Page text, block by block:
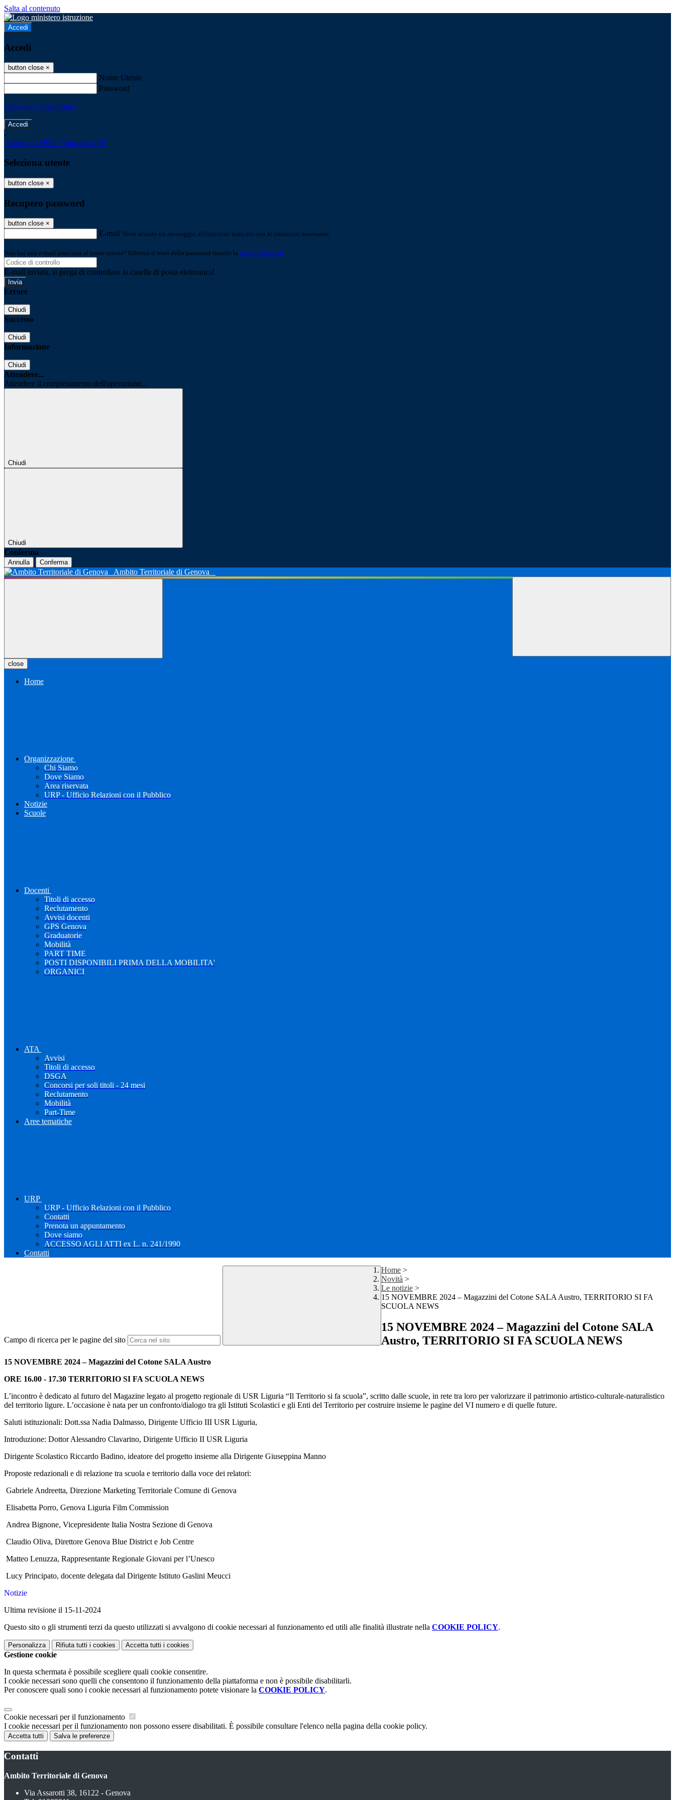
Salta al contenuto
Accedi
Accedi
button close ×
Nome Utente
Password
Password dimenticata?
-
Entra con SPID Entra con CIE
Seleziona utente
button close ×
Recupero password
button close ×
E-mail Verrà inviato un messaggio all'indirizzo indicato con le istruzioni necessarie.
Non hai una e-mail associata al nome utente? Effettua il reset della password tramite la Login Spaggiari
E-mail inviata, si prega di controllare la casella di posta elettronica!
Errore
Chiudi
Successo
Chiudi
Informazione
Chiudi
Attendere...
Attendere il completamento dell'operazione...
Chiudi
Chiudi
Conferma
Annulla Conferma
Ambito Territoriale di Genova
close
Home
Organizzazione
Chi Siamo
Dove Siamo
Area riservata
URP - Ufficio Relazioni con il Pubblico
Notizie
Scuole
Docenti
Titoli di accesso
Reclutamento
Avvisi docenti
GPS Genova
Graduatorie
Mobilità
PART TIME
POSTI DISPONIBILI PRIMA DELLA MOBILITA'
ORGANICI
ATA
Avvisi
Titoli di accesso
DSGA
Concorsi per soli titoli - 24 mesi
Reclutamento
Mobilità
Part-Time
Aree tematiche
URP
URP - Ufficio Relazioni con il Pubblico
Contatti
Prenota un appuntamento
Dove siamo
ACCESSO AGLI ATTI ex L. n. 241/1990
Contatti
Campo di ricerca per le pagine del sito
Home >
Novità >
Le notizie >
15 NOVEMBRE 2024 – Magazzini del Cotone SALA Austro, TERRITORIO SI FA
SCUOLA NEWS
15 NOVEMBRE 2024 – Magazzini del Cotone SALA
Austro, TERRITORIO SI FA SCUOLA NEWS
15 NOVEMBRE 2024 – Magazzini del Cotone SALA Austro
ORE 16.00 - 17.30 TERRITORIO SI FA SCUOLA NEWS
L’incontro è dedicato al futuro del Magazine legato al progetto regionale di USR Liguria “Il Territorio si fa scuola”, scritto dalle scuole, in rete tra loro per valorizzare il patrimonio artistico-culturale-naturalistico
del territorio ligure. L’occasione è nata per un confronto/dialogo tra gli Istituti Scolastici e gli Enti del Territorio per costruire insieme le pagine del VI numero e di quelle future.
Saluti istituzionali: Dott.ssa Nadia Dalmasso, Dirigente Ufficio III USR Liguria,
Introduzione: Dottor Alessandro Clavarino, Dirigente Ufficio II USR Liguria
Dirigente Scolastico Riccardo Badino, ideatore del progetto insieme alla Dirigente Giuseppina Manno
Proposte redazionali e di relazione tra scuola e territorio dalla voce dei relatori:
Gabriele Andreetta, Direzione Marketing Territoriale Comune di Genova
Elisabetta Porro, Genova Liguria Film Commission
Andrea Bignone, Vicepresidente Italia Nostra Sezione di Genova
Claudio Oliva, Direttore Genova Blue District e Job Centre
Matteo Lenuzza, Rappresentante Regionale Giovani per l’Unesco
Lucy Principato, docente delegata dal Dirigente Istituto Gaslini Meucci
Notizie
Ultima revisione il 15-11-2024
Questo sito o gli strumenti terzi da questo utilizzati si avvalgono di cookie necessari al funzionamento ed utili alle finalità illustrate nella COOKIE POLICY.
Personalizza Rifiuta tutti i cookies Accetta tutti i cookies
Gestione cookie
In questa schermata è possibile scegliere quali cookie consentire.
I cookie necessari sono quelli che consentono il funzionamento della piattaforma e non è possibile disabilitarli.
Per conoscere quali sono i cookie necessari al funzionamento potete visionare la COOKIE POLICY.
Cookie necessari per il funzionamento
I cookie necessari per il funzionamento non possono essere disabilitati. È possibile consultare l'elenco nella pagina della cookie policy.
Accetta tutti Salva le preferenze
Contatti
Ambito Territoriale di Genova
Via Assarotti 38, 16122 - Genova